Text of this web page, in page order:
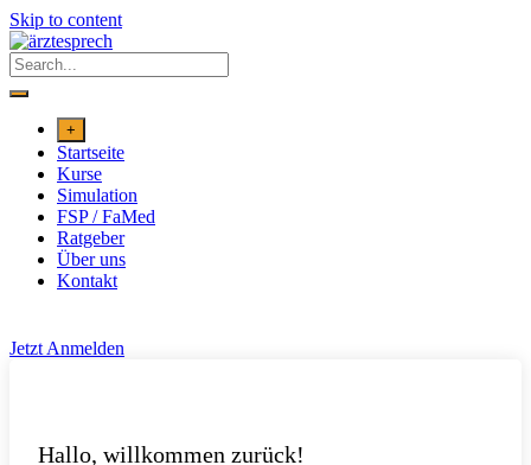
Skip to content
+
Startseite
Kurse
Simulation
FSP / FaMed
Ratgeber
Über uns
Kontakt
Jetzt Anmelden
Hallo, willkommen zurück!